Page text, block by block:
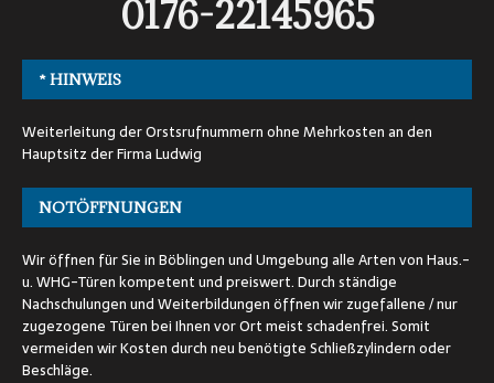
0176-22145965
* HINWEIS
Weiterleitung der Orstsrufnummern ohne Mehrkosten an den
Hauptsitz der Firma Ludwig
NOTÖFFNUNGEN
Wir öffnen für Sie in Böblingen und Umgebung alle Arten von Haus.-
u. WHG-Türen kompetent und preiswert. Durch ständige
Nachschulungen und Weiterbildungen öffnen wir zugefallene / nur
zugezogene Türen bei Ihnen vor Ort meist schadenfrei. Somit
vermeiden wir Kosten durch neu benötigte Schließzylindern oder
Beschläge.